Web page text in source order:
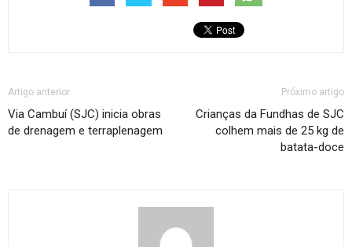
Artigo anterior
Via Cambuí (SJC) inicia obras
de drenagem e terraplenagem
Próximo artigo
Crianças da Fundhas de SJC
colhem mais de 25 kg de
batata-doce